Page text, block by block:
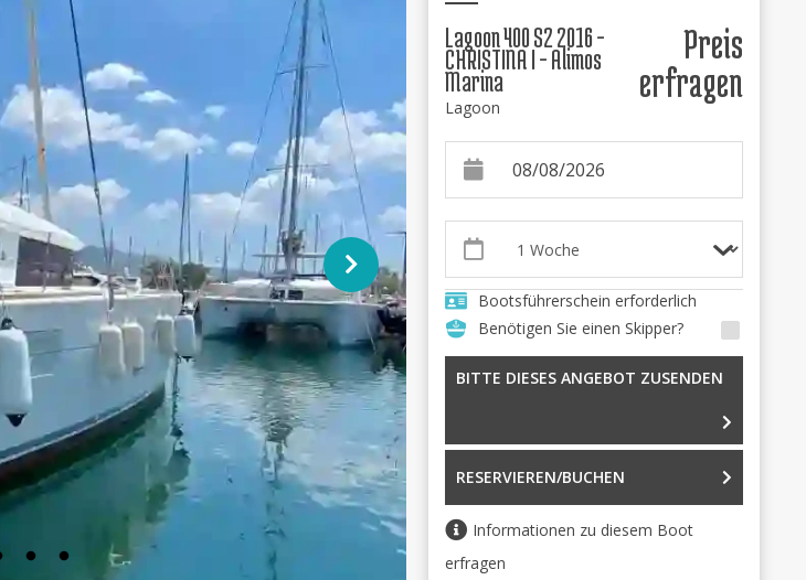
Lagoon 400 S2 2016 -
CHRISTINA I - Alimos
Marina
Lagoon
Preis
erfragen
Bootsführerschein erforderlich
Benötigen Sie einen Skipper?
BITTE DIESES ANGEBOT ZUSENDEN
RESERVIEREN/BUCHEN
Informationen zu diesem Boot
erfragen